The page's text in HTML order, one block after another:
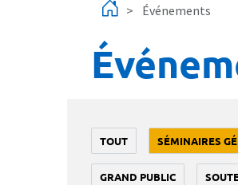
Événements
TOUT SÉMINAIRES
GRAND PUBLIC